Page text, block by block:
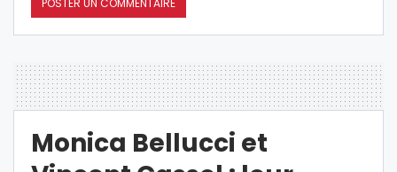
Monica Bellucci et